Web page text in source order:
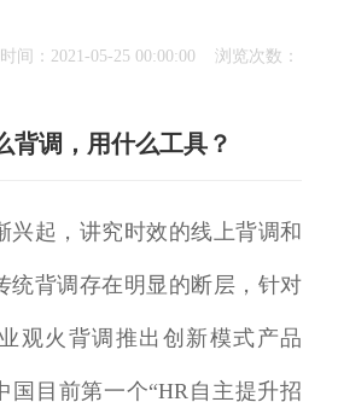
间：2021-05-25 00:00:00 浏览次数：
背调，用什么工具？
兴起，讲究时效的线上背调和
统背调存在明显的断层，针对
观火背调推出创新模式产品
目前第一个“HR自主提升招